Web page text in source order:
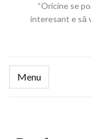
“Oricine se
interesant e să
Menu